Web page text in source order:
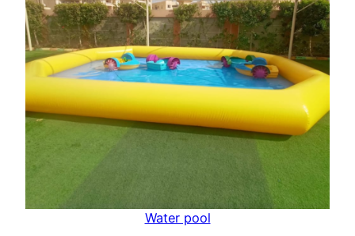
Water pool